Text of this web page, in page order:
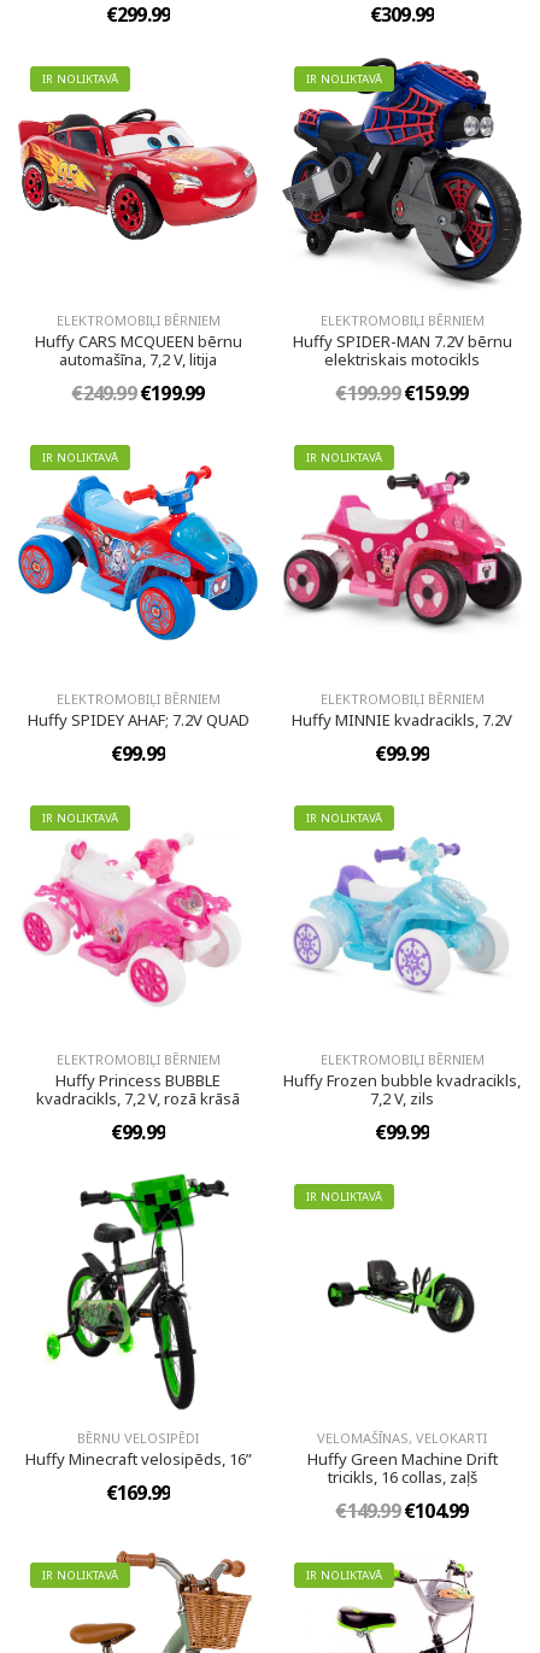
€299.99 €309.99
IR NOLIKTAVĀ
ELEKTROMOBIĻI BĒRNIEM
Huffy CARS MCQUEEN bērnu
automašīna, 7,2 V, litija
€249.99€199.99
IR NOLIKTAVĀ
ELEKTROMOBIĻI BĒRNIEM
Huffy SPIDER-MAN 7.2V bērnu
elektriskais motocikls
€199.99€159.99
IR NOLIKTAVĀ
ELEKTROMOBIĻI BĒRNIEM
Huffy SPIDEY AHAF; 7.2V QUAD
€99.99
IR NOLIKTAVĀ
ELEKTROMOBIĻI BĒRNIEM
Huffy MINNIE kvadracikls, 7.2V
€99.99
IR NOLIKTAVĀ
ELEKTROMOBIĻI BĒRNIEM
Huffy Princess BUBBLE
kvadracikls, 7,2 V, rozā krāsā
€99.99
IR NOLIKTAVĀ
ELEKTROMOBIĻI BĒRNIEM
Huffy Frozen bubble kvadracikls,
7,2 V, zils
€99.99
BĒRNU VELOSIPĒDI
Huffy Minecraft velosipēds, 16”
€169.99
IR NOLIKTAVĀ
VELOMAŠĪNAS, VELOKARTI
Huffy Green Machine Drift
tricikls, 16 collas, zaļš
€149.99€104.99
IR NOLIKTAVĀ IR NOLIKTAVĀ